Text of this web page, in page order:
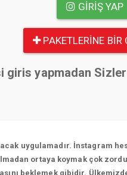
GIRIŞ YAP
PAKETLERINE BIR
giris yapmadan
uygulamadır. İnstagram
ortaya koymak çok
beklemek gibidir.